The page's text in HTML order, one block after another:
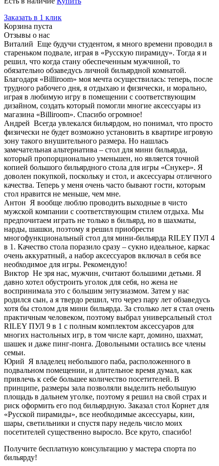
Заказать в 1 клик
Корзина пуста
Отзывы о нас
Виталий Еще будучи студентом, я много времени проводил в
стареньком подвале, играя в «Русскую пирамиду». Тогда я и
решил, что когда стану обеспеченным мужчиной, то
обязательно обзаведусь личной бильярдной комнатой.
Благодаря «Billiroom» моя мечта осуществилась: теперь, после
трудного рабочего дня, я отдыхаю и физически, и морально,
играя в любимую игру в помещении с соответствующим
дизайном, создать который помогли многие аксессуары из
магазина «Billiroom». Спасибо огромное!
Андрей Всегда увлекался бильярдом, но понимал, что просто
физически не будет возможно установить в квартире игровую
зону такого внушительного размера. Но нашлась
замечательная альтернатива – стол для мини бильярда,
который пропорционально уменьшен, но является точной
копией большого бильярдного стола для игры «Снукер». Я
доволен покупкой, поскольку и стол, и аксессуары отличного
качества. Теперь у меня очень часто бывают гости, которым
стол нравится не меньше, чем мне.
Антон Я вообще люблю проводить выходные в чисто
мужской компании с соответствующим стилем отдыха. Мы
предпочитаем играть не только в бильярд, но в шахматы,
нарды, шашки, поэтому я решил приобрести
многофункциональный стол для мини-бильярда RILEY ПУЛ 4
в 1. Качество стола поразило сразу – сукно идеальное, каркас
очень аккуратный, а набор аксессуаров включал в себя все
необходимое для игры. Рекомендую!
Виктор Не зря нас, мужчин, считают большими детьми. Я
давно хотел обустроить уголок для себя, но жена не
воспринимала это с большим энтузиазмом. Затем у нас
родился сын, а я твердо решил, что через пару лет обзаведусь
хотя бы столом для мини бильярда. За столько лет я стал очень
практичным человеком, поэтому выбрал универсальный стол
RILEY ПУЛ 9 в 1 с полным комплектом аксессуаров для
многих настольных игр, в том числе карт, домино, шахмат,
шашек и даже пинг-понга. Довольными остались все члены
семьи.
Юрий Я владелец небольшого паба, расположенного в
подвальном помещении, и длительное время думал, как
привлечь к себе большее количество посетителей. В
принципе, размеры зала позволяли выделить небольшую
площадь в дальнем уголке, поэтому я решил на свой страх и
риск оформить его под бильярдную. Заказал стол Корнет для
«Русской пирамиды», все необходимые аксессуары, кии,
шары, светильники и спустя пару недель число моих
посетителей существенно выросло. Все круто, спасибо!
Получите бесплатную консультацию у мастера спорта по
бильярду!